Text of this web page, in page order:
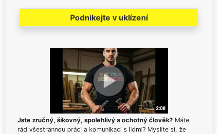
Podnikejte v uklízení
Jste zručný, šikovný, spolehlivý a ochotný člověk? Máte
rád všestrannou práci a komunikaci s lidmi? Myslíte si, že